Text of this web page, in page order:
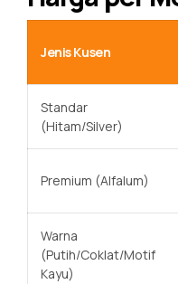
Jenis Kusen
Standar
(Hitam/Silver)
Premium (Alfalum)
Warna
(Putih/Coklat/Motif
Kayu)